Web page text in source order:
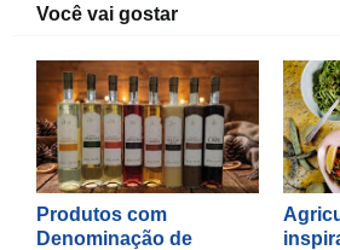
Você vai gostar
Produtos com
Denominação de